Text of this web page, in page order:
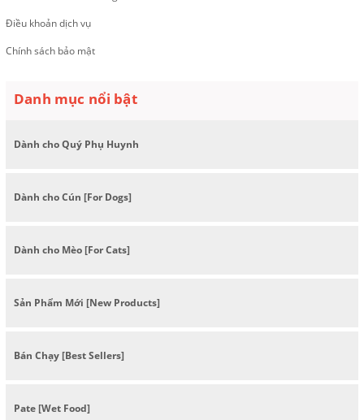
Điều khoản dịch vụ
Chính sách bảo mật
Danh mục nổi bật
Dành cho Quý Phụ Huynh
Dành cho Cún [For Dogs]
Dành cho Mèo [For Cats]
Sản Phẩm Mới [New Products]
Bán Chạy [Best Sellers]
Pate [Wet Food]